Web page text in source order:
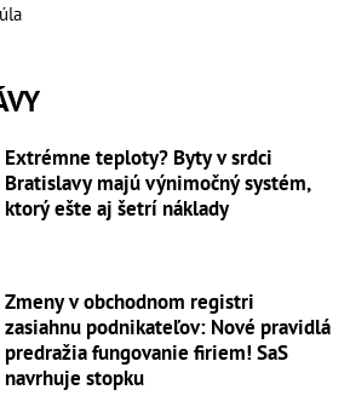
Extrémne teploty? Byty v srdci
Bratislavy majú výnimočný systém,
ktorý ešte aj šetrí náklady
Zmeny v obchodnom registri
zasiahnu podnikateľov: Nové pravidlá
predražia fungovanie firiem! SaS
navrhuje stopku